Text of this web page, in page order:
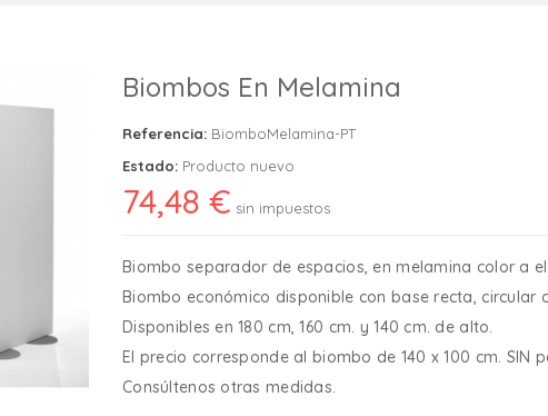
Biombos En Melamina
Referencia: BiomboMelamina-PT
Estado: Producto nuevo
74,48 € sin impuestos
Biombo separador de espacios, en melamina color a
Biombo económico disponible con base recta, circular
Disponibles en 180 cm, 160 cm. y 140 cm. de alto.
El precio corresponde al biombo de 140 x 100 cm. SIN
Consúltenos otras medidas.